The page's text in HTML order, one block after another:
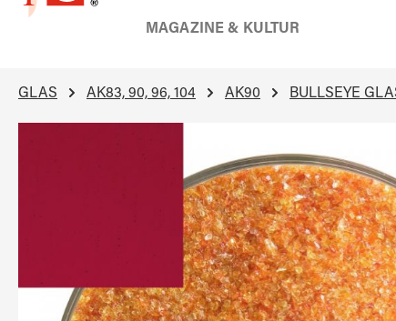
MAGAZINE & KULTUR
GLAS AK83, 90, 96, 104 AK90 BULLSEYE